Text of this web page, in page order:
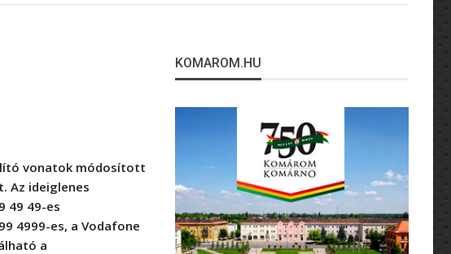
vonatok módosított
Az ideiglenes
49 49-es
4999-es, a Vodafone
a
KOMAROM.HU